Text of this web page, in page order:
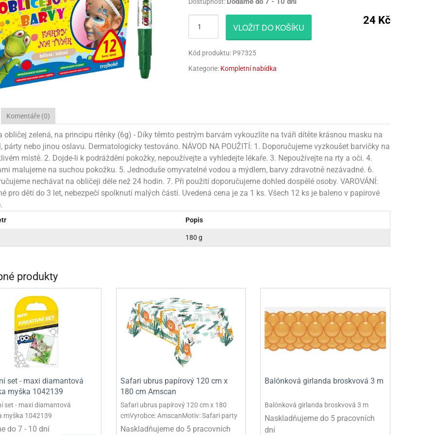
WHEELS
PARK
- PLANES
MEDVĚD
PÚ
MOUSE
- MINIONS
DOO
BOB
WARS
PAW PATROL
- TROLOVÉ
SE SVOBODOU
OSLAVA
VEČÍRKY
- UNICORN
MEDVĚD
- MINIONS
MOUSE
PRINCEZNY
DOO
- PAW PATROL
- PLANES
MOUSE
- MINIONS
DOO
WARS
PAW PATROL
TŘPYTKY
HOTOVÝ SLIZ
MEGASLIZ
NAFUKOVACÍ HRAČKY
KREATIVNÍ HRAČKY
JEDLÉ FIGURKY
JEDLÉ PAPÍRY NA DORTY
KONFETY
PARTY KLOBOUČKY
POZVÁNKY NA PARTY
PRSKAVKY A PYRO FONTÁNY NA DORTY
PARTY KLOBOUČKY
POZVÁNKY NA PARTY
SVÍČKY NA DORTY
TALÍŘE
UBROUSKY
UBRUSY
PAPÍRY NA BALENÍ
TAŠKY NA BALENÍ
BARVIVA NA SLIZ
KULIČKY NA SLIZ
KREATIVNÍ HRAČKY
24 Kč
VLOŽIT DO KOŠÍKU
Kód produktu: P97325
Kategorie: Kompletní nabídka
Komentáře (0)
obličej zelená, na principu rtěnky (6g) - Díky těmto pestrým barvám vykouzlíte na tváři dítěte krásnou masku na
párty nebo jinou oslavu. Dermatologicky testováno. NÁVOD NA POUŽITÍ: 1. Doporučujeme vyzkoušet barvičky na
místě. 2. Dojde-li k podráždění pokožky, nepoužívejte a vyhledejte lékaře. 3. Nepoužívejte na rty a oči. 4.
malujeme na suchou pokožku. 5. Jednoduše omyvatelné vodou a mýdlem, barvy zdravotně nezávadné. 6.
nechávat na obličeji déle než 24 hodin. 7. Při použití doporučujeme dohled dospělé osoby. VAROVÁNÍ:
pro děti do 3 let, nebezpečí spolknutí malých částí. Uvedená cena je za 1 ks. Všech 12 ks je baleno v papírové
Popis
180 g
produkty
set - maxi diamantová
myška 1042139
set - maxi diamantová
myška 1042139
do 7 - 10 dní
Safari ubrus papírový 120 cm x
180 cm Amscan
Safari ubrus papírový 120 cm x 180
cmVyrobce: AmscanMotiv: Safari party
Naskladňujeme do 5 pracovních
Balónková girlanda broskvová 3 m
Balónková girlanda broskvová 3 m
Naskladňujeme do 5 pracovních
dní